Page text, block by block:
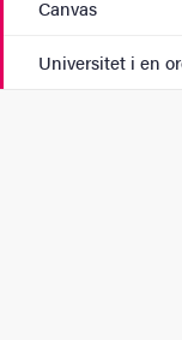
Canvas
Universitet i en